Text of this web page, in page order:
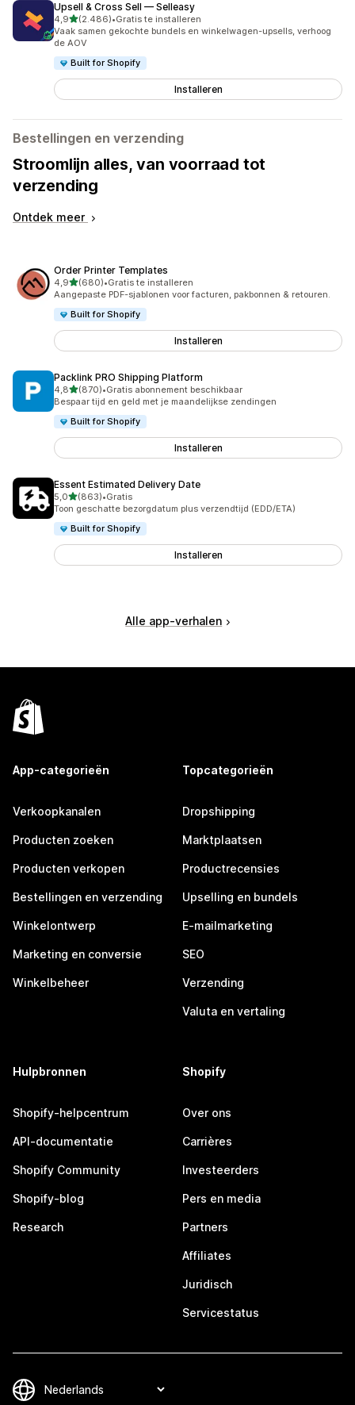
Upsell & Cross Sell — Selleasy
4,9van 5 sterren
(2.486)
2486 recensies in totaal
•Gratis te installeren
Vaak samen gekochte bundels en winkelwagen-upsells, verhoog
de AOV
Built for Shopify
Installeren
Bestellingen en verzending
Stroomlijn alles, van voorraad tot
verzending
Ontdek meer
Order Printer Templates
4,9van 5 sterren
(680)
680 recensies in totaal
•Gratis te installeren
Aangepaste PDF-sjablonen voor facturen, pakbonnen & retouren.
Built for Shopify
Installeren
Packlink PRO Shipping Platform
4,8van 5 sterren
(870)
870 recensies in totaal
•Gratis abonnement beschikbaar
Bespaar tijd en geld met je maandelijkse zendingen
Built for Shopify
Installeren
Essent Estimated Delivery Date
5,0van 5 sterren
(863)
863 recensies in totaal
•Gratis
Toon geschatte bezorgdatum plus verzendtijd (EDD/ETA)
Built for Shopify
Installeren
Alle app-verhalen
App-categorieën
Verkoopkanalen
Producten zoeken
Producten verkopen
Bestellingen en verzending
Winkelontwerp
Marketing en conversie
Winkelbeheer
Topcategorieën
Dropshipping
Marktplaatsen
Productrecensies
Upselling en bundels
E-mailmarketing
SEO
Verzending
Valuta en vertaling
Hulpbronnen
Shopify-helpcentrum
API-documentatie
Shopify Community
Shopify-blog
Research
Shopify
Over ons
Carrières
Investeerders
Pers en media
Partners
Affiliates
Juridisch
Servicestatus